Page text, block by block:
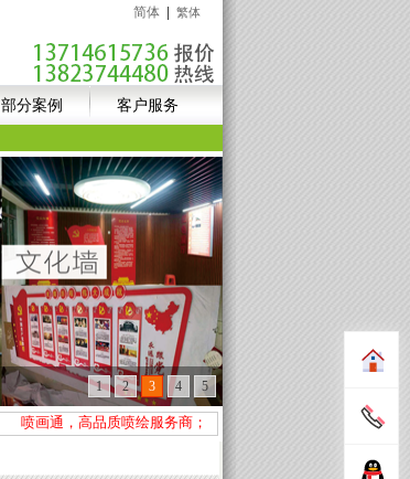
简体 繁体
部分案例 客户服务
1 2 3 4 5
喷画通，高品质喷绘服务商；新进高精UV设备+异形裁切设